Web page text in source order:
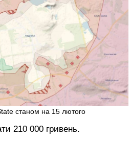
станом на 15 лютого
210 000 гривень.